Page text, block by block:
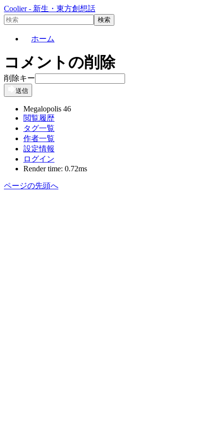
Coolier - 新生・東方創想話
ホーム
コメントの削除
削除キー
送信
Megalopolis 46
閲覧履歴
タグ一覧
作者一覧
設定情報
ログイン
Render time: 0.72ms
ページの先頭へ